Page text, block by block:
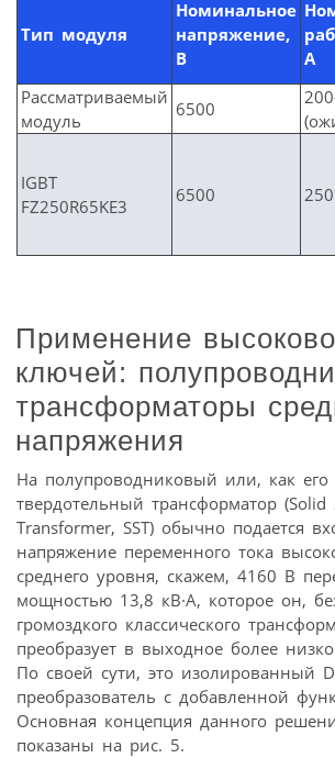
Тип модуля
Номинальное
напряжение,
В
А
Рассматриваемый
модуль
6500
IGBT
FZ250R65KE3
6500 250
Применение
ключей:
трансформаторы
напряжения
На полупроводниковый или, как
твердотельный трансформатор (Solid
Transformer, SST) обычно подается
напряжение переменного тока
среднего уровня, скажем, 4160 В
мощностью 13,8 кВ·А, которое он,
громоздкого классического
преобразует в выходное более
По своей сути, это изолированный
преобразователь с добавленной
Основная концепция данного
показаны на рис. 5.